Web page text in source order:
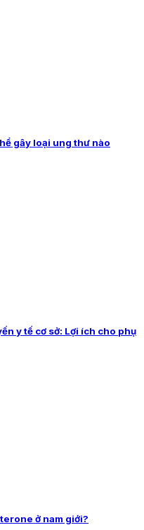
gây loại ung thư nào
y tế cơ sở: Lợi ích cho phụ
ở nam giới?